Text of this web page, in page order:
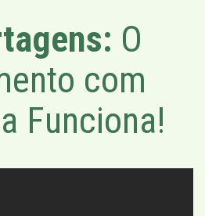
O
com
Funciona!